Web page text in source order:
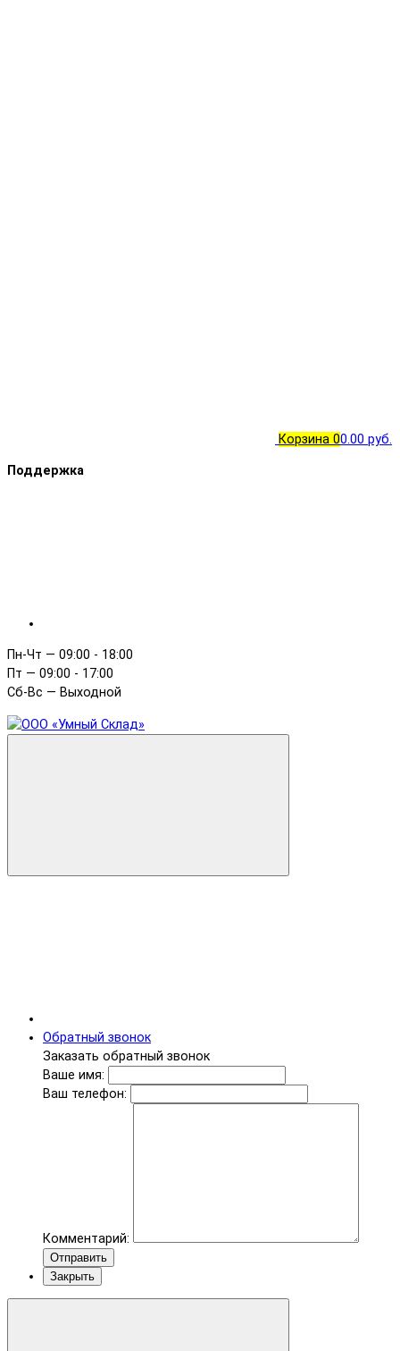
Корзина 00.00 руб.
Поддержка
Пн-Чт — 09:00 - 18:00
Пт — 09:00 - 17:00
Сб-Вс — Выходной
Обратный звонок
Заказать обратный звонок
Ваше имя:
Ваш телефон:
Комментарий:
Отправить
Закрыть